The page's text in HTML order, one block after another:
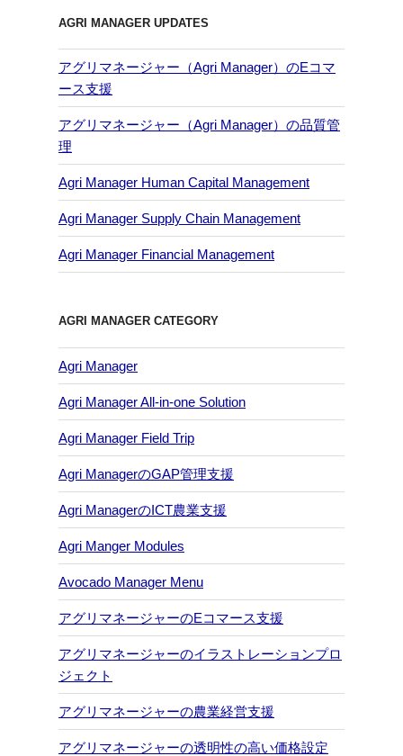
AGRI MANAGER UPDATES
アグリマネージャー（Agri Manager）のEコマ
ース支援
アグリマネージャー（Agri Manager）の品質管
理
Agri Manager Human Capital Management
Agri Manager Supply Chain Management
Agri Manager Financial Management
AGRI MANAGER CATEGORY
Agri Manager
Agri Manager All-in-one Solution
Agri Manager Field Trip
Agri ManagerのGAP管理支援
Agri ManagerのICT農業支援
Agri Manger Modules
Avocado Manager Menu
アグリマネージャーのEコマース支援
アグリマネージャーのイラストレーションプロ
ジェクト
アグリマネージャーの農業経営支援
アグリマネージャーの透明性の高い価格設定